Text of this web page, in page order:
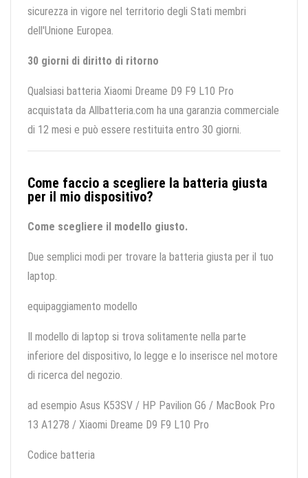
sicurezza in vigore nel territorio degli Stati membri
dell'Unione Europea.
30 giorni di diritto di ritorno
Qualsiasi batteria Xiaomi Dreame D9 F9 L10 Pro
acquistata da Allbatteria.com ha una garanzia commerciale
di 12 mesi e può essere restituita entro 30 giorni.
Come faccio a scegliere la batteria giusta
per il mio dispositivo?
Come scegliere il modello giusto.
Due semplici modi per trovare la batteria giusta per il tuo
laptop.
equipaggiamento modello
Il modello di laptop si trova solitamente nella parte
inferiore del dispositivo, lo legge e lo inserisce nel motore
di ricerca del negozio.
ad esempio Asus K53SV / HP Pavilion G6 / MacBook Pro
13 A1278 / Xiaomi Dreame D9 F9 L10 Pro
Codice batteria